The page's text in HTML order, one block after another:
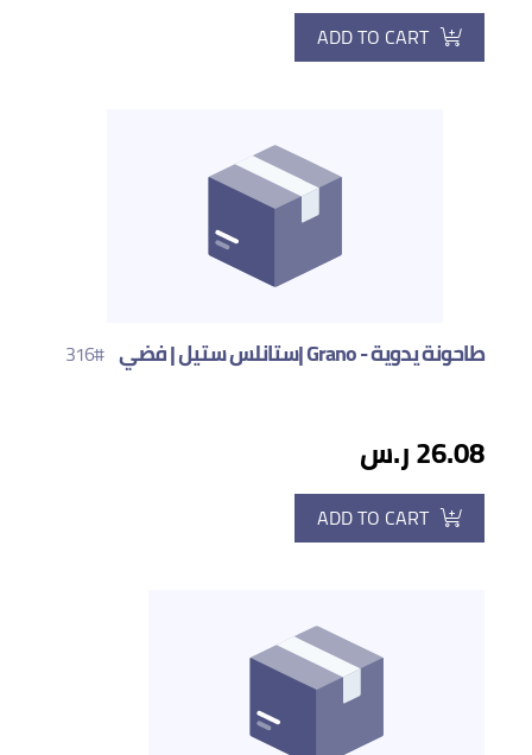
ADD TO CART
طاحونة يدوية - Grano |ستانلس ستيل | فضي #316
26.08 ر.س
ADD TO CART